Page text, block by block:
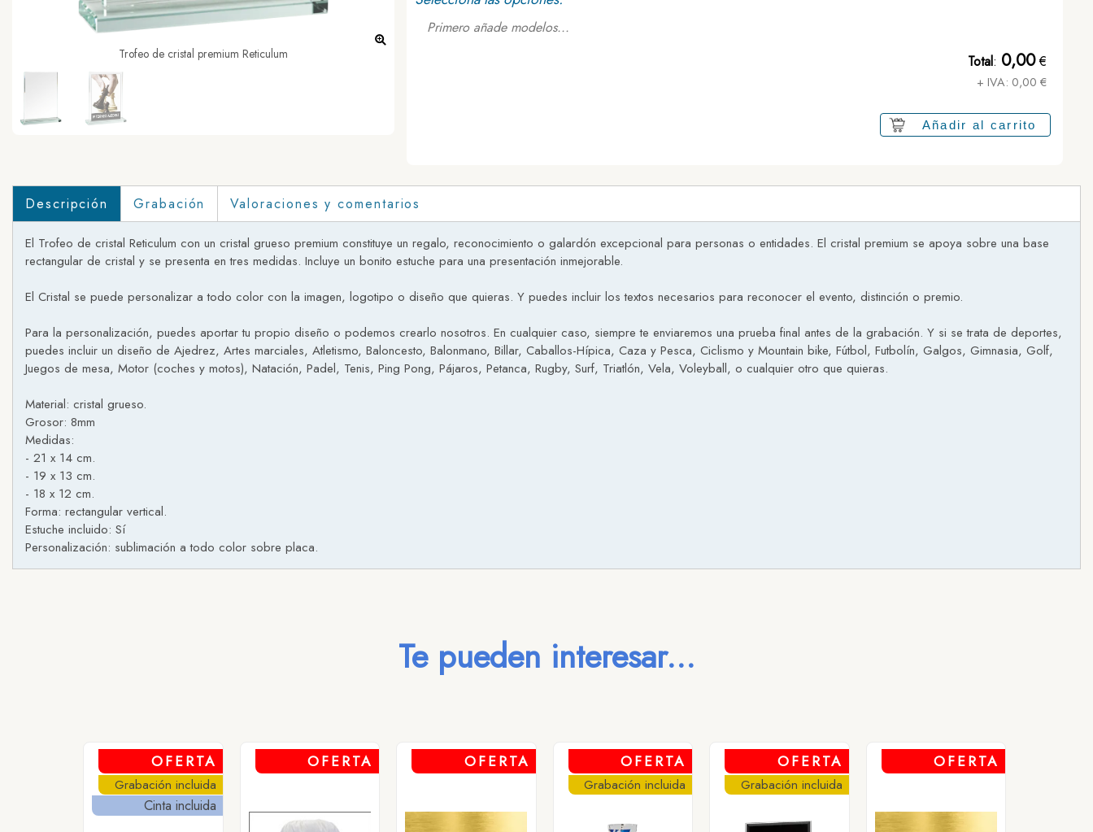
Trofeo de cristal premium Reticulum
Primero añade modelos...
Total: 0,00€
+ IVA: 0,00 €
Añadir al carrito
Descripción Grabación Valoraciones y comentarios
El Trofeo de cristal Reticulum con un cristal grueso premium constituye un regalo, reconocimiento o galardón excepcional para personas o entidades. El cristal premium se apoya sobre una base
rectangular de cristal y se presenta en tres medidas. Incluye un bonito estuche para una presentación inmejorable.
El Cristal se puede personalizar a todo color con la imagen, logotipo o diseño que quieras. Y puedes incluir los textos necesarios para reconocer el evento, distinción o premio.
Para la personalización, puedes aportar tu propio diseño o podemos crearlo nosotros. En cualquier caso, siempre te enviaremos una prueba final antes de la grabación. Y si se trata de deportes,
puedes incluir un diseño de Ajedrez, Artes marciales, Atletismo, Baloncesto, Balonmano, Billar, Caballos-Hípica, Caza y Pesca, Ciclismo y Mountain bike, Fútbol, Futbolín, Galgos, Gimnasia, Golf,
Juegos de mesa, Motor (coches y motos), Natación, Padel, Tenis, Ping Pong, Pájaros, Petanca, Rugby, Surf, Triatlón, Vela, Voleyball, o cualquier otro que quieras.
Material: cristal grueso.
Grosor: 8mm
Medidas:
- 21 x 14 cm.
- 19 x 13 cm.
- 18 x 12 cm.
Forma: rectangular vertical.
Estuche incluido: Sí
Personalización: sublimación a todo color sobre placa.
Te pueden interesar...
OFERTA
Grabación incluida
Cinta incluida
OFERTA OFERTA OFERTA
Grabación incluida
OFERTA
Grabación incluida
OFERTA